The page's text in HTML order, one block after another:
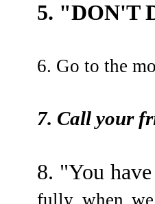
5. "DON'T
6. Go to the
7. Call your
8. "You